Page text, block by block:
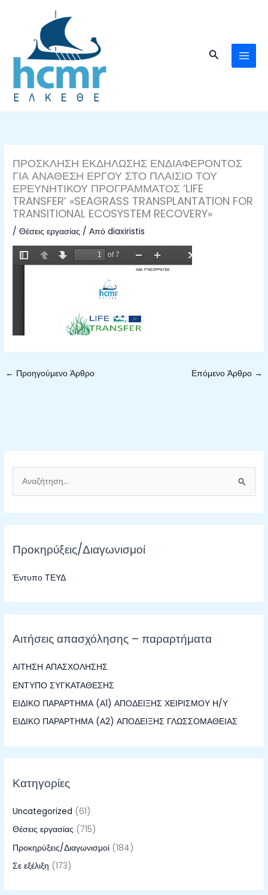
περιεχόμενο
Αναζήτηση
ΠΡΟΣΚΛΗΣΗ ΕΚΔΗΛΩΣΗΣ ΕΝΔΙΑΦΕΡΟΝΤΟΣ
ΓΙΑ ΑΝΑΘΕΣΗ ΕΡΓΟΥ ΣΤΟ ΠΛΑΙΣΙΟ ΤΟΥ
ΕΡΕΥΝΗΤΙΚΟΥ ΠΡΟΓΡΑΜΜΑΤΟΣ ‘LIFE
TRANSFER’ «SEAGRASS TRANSPLANTATION FOR
TRANSITIONAL ECOSYSTEM RECOVERY»
/Θέσεις εργασίας / Απόdiaxiristis
← Προηγούμενο Άρθρο Επόμενο Άρθρο →
ν
α
ή
η
η
ι
α
Προκηρύξεις/Διαγωνισμοί
Έντυπο ΤΕΥΔ
Αιτήσεις απασχόλησης – παραρτήματα
ΑΙΤΗΣΗ ΑΠΑΣΧΟΛΗΣΗΣ
ΕΝΤΥΠΟ ΣΥΓΚΑΤΑΘΕΣΗΣ
ΕΙΔΙΚΟ ΠΑΡΑΡΤΗΜΑ (Α1) ΑΠΟΔΕΙΞΗΣ ΧΕΙΡΙΣΜΟΥ Η/Υ
ΕΙΔΙΚΟ ΠΑΡΑΡΤΗΜΑ (Α2) ΑΠΟΔΕΙΞΗΣ ΓΛΩΣΣΟΜΑΘΕΙΑΣ
Κατηγορίες
Uncategorized (61)
Θέσεις εργασίας (715)
Προκηρύξεις/Διαγωνισμοί (184)
Σε εξέλιξη (173)